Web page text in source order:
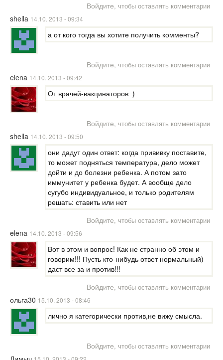
Войдите, чтобы оставлять комментарии
shella 14.10. 2013 - 09:34
а от кого тогда вы хотите получить комменты?
Войдите, чтобы оставлять комментарии
elena 14.10. 2013 - 09:42
От врачей-вакцинаторов=)
Войдите, чтобы оставлять комментарии
shella 14.10. 2013 - 09:50
они дадут один ответ: когда прививку поставите,
то может подняться температура, дело может
дойти и до болезни ребенка. А потом зато
иммунитет у ребенка будет. А вообще дело
сугубо индивидуальное, и только родителям
решать: ставить или нет
Войдите, чтобы оставлять комментарии
elena 14.10. 2013 - 09:56
Вот в этом и вопрос! Как не странно об этом и
говорим!!! Пусть кто-нибудь ответ нормальный)
даст все за и против!!!
Войдите, чтобы оставлять комментарии
ольга30 15.10. 2013 - 08:46
лично я категорически против,не вижу смысла.
Войдите, чтобы оставлять комментарии